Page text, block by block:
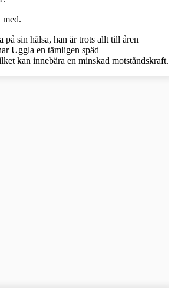
med.
på sin hälsa, han är trots allt till åren
Uggla en tämligen späd
kan innebära en minskad motståndskraft.